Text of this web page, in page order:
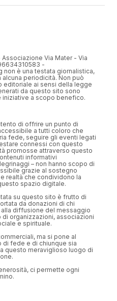
Via Mater - Via
-
è una testata giornalistica,
periodicità. Non può
editoriale ai sensi della legge
da questo sito sono
iniziative a scopo benefico.
di offrire un punto di
a tutti coloro che
fede, seguire gli eventi legati
connessi con questo
promosse attraverso questo
informativi
– non hanno scopo di
grazie al sostegno
realtà che condividono la
spazio digitale.
su questo sito è frutto di
da donazioni di chi
diffusione del messaggio
di organizzazioni, associazioni
e spirituale.
ma si pone al
di fede e di chiunque sia
questo meraviglioso luogo di
ci permette ogni